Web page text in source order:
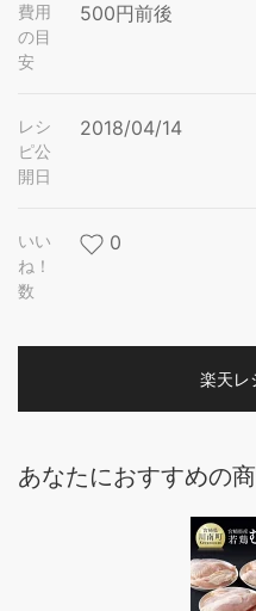
費用
の目
安
500円前後
レシ
ピ公
開日
2018/04/14
いい
ね！
数
0
楽天レ
あなたにおすすめの